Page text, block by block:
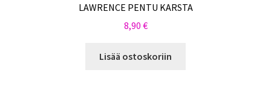
LAWRENCE PENTU KARSTA
8,90 €
Lisää ostoskoriin